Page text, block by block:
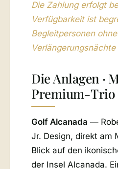
Die Zahlung erfolgt
Verfügbarkeit ist
Begleitpersonen
Die Anlagen ·
Premium-Trio
Golf Alcanada —
Jr. Design, direkt am
Blick auf den
der Insel Alcanada.